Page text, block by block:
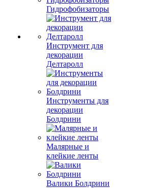
Гидрофобизаторы
Инструмент для
декорации
Делтаролл
Инструменты для
декорации
Болдрини
Малярные и
клейкие ленты
Валики Болдрини